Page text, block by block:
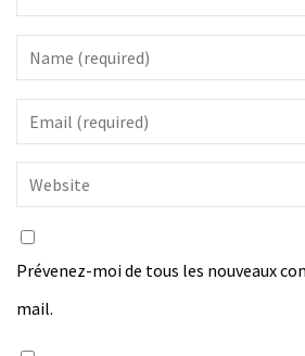
Prévenez-moi de tous les nouveaux
mail.